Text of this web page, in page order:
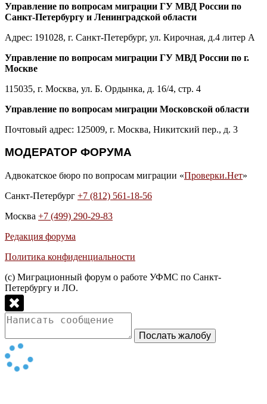
Управление по вопросам миграции ГУ МВД России по
Санкт-Петербургу и Ленинградской области
Адрес: 191028, г. Санкт-Петербург, ул. Кирочная, д.4 литер А
Управление по вопросам миграции ГУ МВД России по г.
Москве
115035, г. Москва, ул. Б. Ордынка, д. 16/4, стр. 4
Управление по вопросам миграции Московской области
Почтовый адрес: 125009, г. Москва, Никитский пер., д. 3
МОДЕРАТОР ФОРУМА
Адвокатское бюро по вопросам миграции «Проверки.Нет»
Санкт-Петербург +7 (812) 561-18-56
Москва +7 (499) 290-29-83
Редакция форума
Политика конфиденциальности
(с) Миграционный форум о работе УФМС по Санкт-
Петербургу и ЛО.